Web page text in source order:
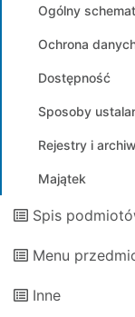
Ogólny
Ochrona
Dostępność
Sposoby
Rejestry i
Majątek
Spis
Menu
Inne